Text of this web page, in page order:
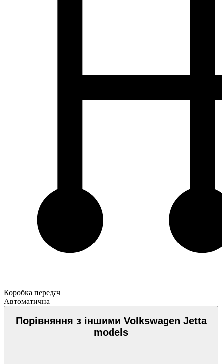
Коробка передач
Автоматична
Порівняння з іншими Volkswagen Jetta
models